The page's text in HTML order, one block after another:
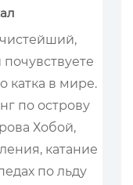
катка в мире.
по острову
Хобой,
катание
по льду